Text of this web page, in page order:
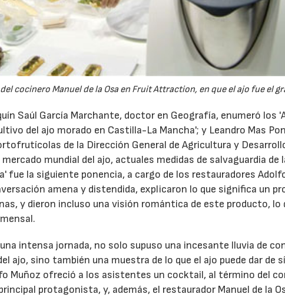
cocinero Manuel de la Osa en Fruit Attraction, en que el ajo fue el
Saúl García Marchante, doctor en Geografía, enumeró los
del ajo morado en Castilla-La Mancha'; y Leandro Mas
de la Dirección General de Agricultura y
mundial del ajo, actuales medidas de salvaguardia de
fue la siguiente ponencia, a cargo de los restauradores
amena y distendida, explicaron lo que significa un
y dieron incluso una visión romántica de este producto, lo
intensa jornada, no solo supuso una incesante lluvia de
ajo, sino también una muestra de lo que el ajo puede dar de
Muñoz ofreció a los asistentes un cocktail, al término del
protagonista, y, además, el restaurador Manuel de la